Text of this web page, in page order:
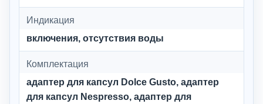
Индикация
включения, отсутствия воды
Комплектация
адаптер для капсул Dolce Gusto, адаптер
для капсул Nespresso, адаптер для